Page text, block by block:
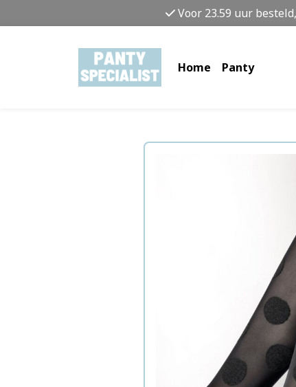
Voor 23.59 uur
Home Panty